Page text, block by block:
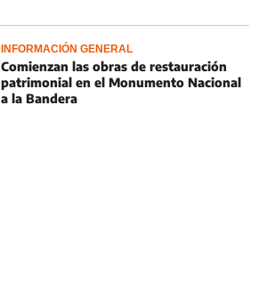
INFORMACIÓN GENERAL
Comienzan las obras de restauración
patrimonial en el Monumento Nacional
a la Bandera